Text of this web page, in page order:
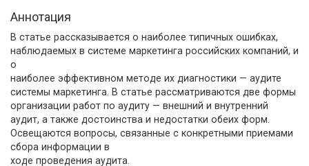
Аннотация
В статье рассказывается о наиболее типичных ошибках,
наблюдаемых в системе маркетинга российских компаний, и
о
наиболее эффективном методе их диагностики — аудите
системы маркетинга. В статье рассматриваются две формы
организации работ по аудиту — внешний и внутренний
аудит, а также достоинства и недостатки обеих форм.
Освещаются вопросы, связанные с конкретными приемами
сбора информации в
ходе проведения аудита.